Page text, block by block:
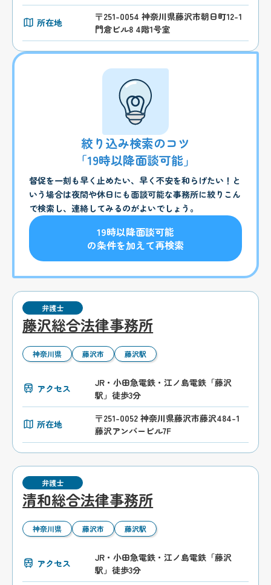
所在地
〒251-0054 神奈川県藤沢市朝日町12-1
門倉ビル8 4階1号室
絞り込み検索のコツ
「19時以降面談可能」
督促を一刻も早く止めたい、早く不安を和らげたい！と
いう場合は夜間や休日にも面談可能な事務所に絞りこん
で検索し、連絡してみるのがよいでしょう。
19時以降面談可能
の条件を加えて再検索
弁護士
藤沢総合法律事務所
神奈川県 藤沢市 藤沢駅
アクセス
JR・小田急電鉄・江ノ島電鉄「藤沢
駅」徒歩3分
所在地
〒251-0052 神奈川県藤沢市藤沢484-1
藤沢アンバービル7F
弁護士
清和総合法律事務所
神奈川県 藤沢市 藤沢駅
アクセス
JR・小田急電鉄・江ノ島電鉄「藤沢
駅」徒歩3分